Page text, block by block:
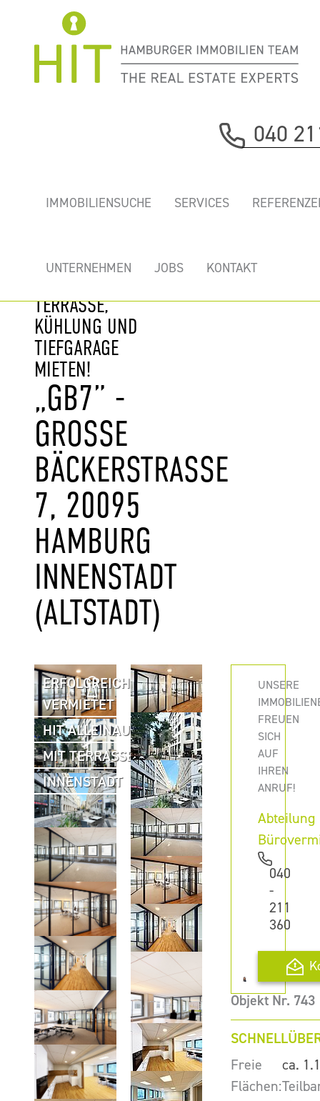
040
IMMOBILIENSUCHE SERVICES
UNTERNEHMEN JOBS KONTAKT
„GB7” - TOP
RATHAUS
TERRASSE,
KÜHLUNG UND
TIEFGARAGE
MIETEN!
„GB7” -
GROSSE B
ÄCKERSTRASSE 7,
20095 HA
MBURG IN
NENSTADT (A
LTSTADT)
ERFOLGREICH
VERMIETET
HIT ALLEINAUFTRAG
MIT TERRASSE
INNENSTADT
UNSERE
FREUEN
SICH
AUF
IHREN
ANRUF!
Abteilung
040
-
211
360
Objekt Nr. 743
Freie
Flächen:
ca.